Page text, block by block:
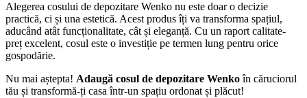
Alegerea cosului de depozitare Wenko nu este doar o decizie
practică, ci și una estetică. Acest produs îți va transforma spațiul,
aducând atât funcționalitate, cât și eleganță. Cu un raport calitate-
preț excelent, cosul este o investiție pe termen lung pentru orice
gospodărie.
Nu mai aștepta! Adaugă cosul de depozitare Wenkoîn căruciorul
tău și transformă-ți casa într-un spațiu ordonat și plăcut!